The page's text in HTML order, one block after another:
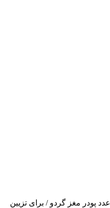
چه موادی لازم داریم؟ کشک / 1 پیمانه کدو سبز / 750 گرم (10 عدد متوسط) پیاز داغ / 2 قاشق غذاخوری سیر داغ / به میزان لازم نعناع داغ / به میزان لازم فیله گوجه فرنگی / 4 عدد پودر مغز گردو / برای تزیین